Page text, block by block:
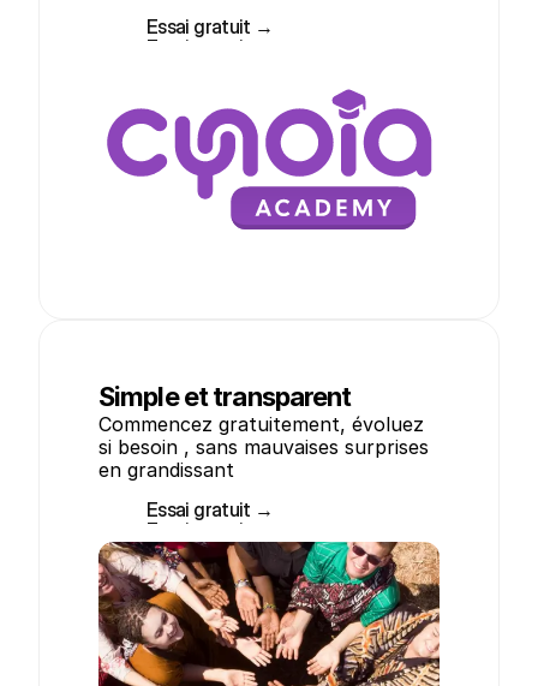
Essai gratuit →
Essai gratuit →
Simple et transparent
Commencez gratuitement, évoluez
si besoin , sans mauvaises surprises
en grandissant
Essai gratuit →
Essai gratuit →